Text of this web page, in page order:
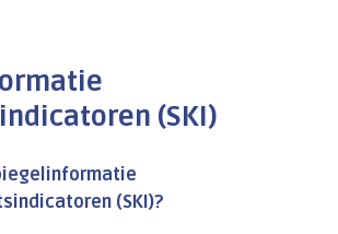
(SKI)
(SKI)?